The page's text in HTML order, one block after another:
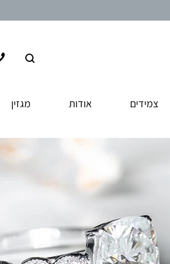
חיפוש
צמידים אודות
מגזין